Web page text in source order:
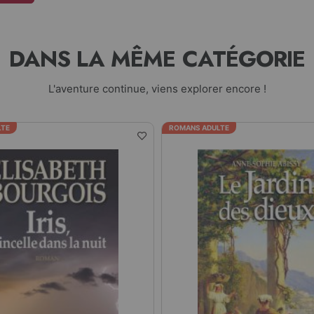
DANS LA MÊME CATÉGORIE
L'aventure continue, viens explorer encore !
ROMANS ADULTE